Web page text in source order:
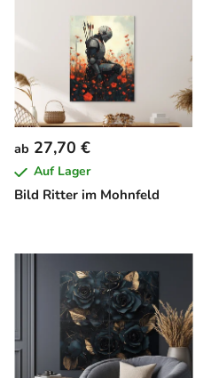
Bild Ritter im Mohnfeld
ab 27,70 €
Auf Lager